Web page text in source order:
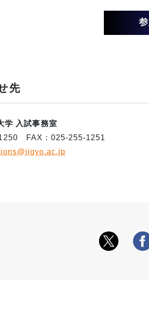
先
学 入試事務室
FAX：025-255-1251